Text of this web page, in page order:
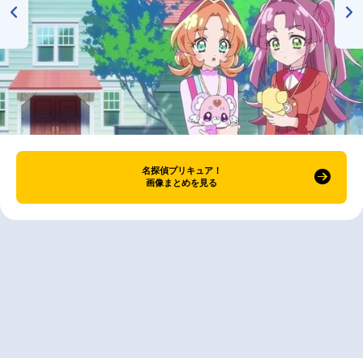
名探偵プリキュア！
画像まとめを見る